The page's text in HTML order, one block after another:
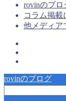
rovinのブロ
コラム掲載
他メディア
rovinのブログ